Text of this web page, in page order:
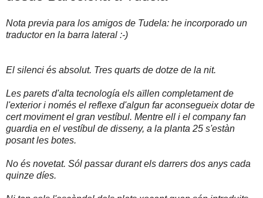
Nota previa para los amigos de Tudela: he incorporado un
traductor en la barra lateral :-)
El silenci és absolut. Tres quarts de dotze de la nit.
Les parets d'alta tecnología els aïllen completament de
l'exterior i només el reflexe d'algun far aconsegueix dotar de
cert moviment el gran vestíbul. Mentre ell i el company fan
guardia en el vestíbul de disseny, a la planta 25 s'estàn
posant les botes.
No és novetat. Sól passar durant els darrers dos anys cada
quinze díes.